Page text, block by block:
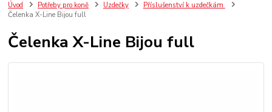
Úvod Potřeby pro koně Uzdečky
Příslušenství k uzdečkám
Čelenka X-Line Bijou full
Čelenka X-Line Bijou full